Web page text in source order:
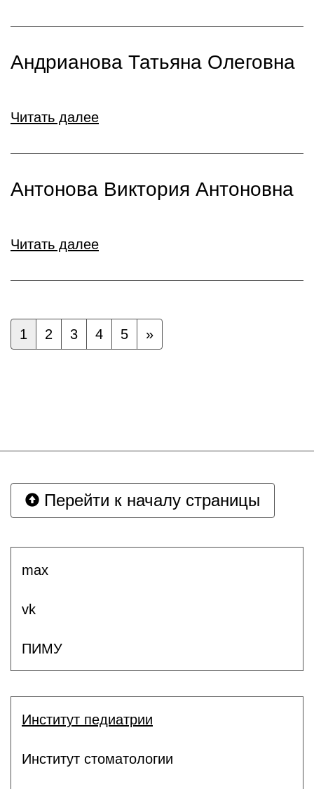
Андрианова Татьяна Олеговна
Читать далее
Антонова Виктория Антоновна
Читать далее
1 2 3 4 5 »
Перейти к началу страницы
max
vk
ПИМУ
Институт педиатрии
Институт стоматологии